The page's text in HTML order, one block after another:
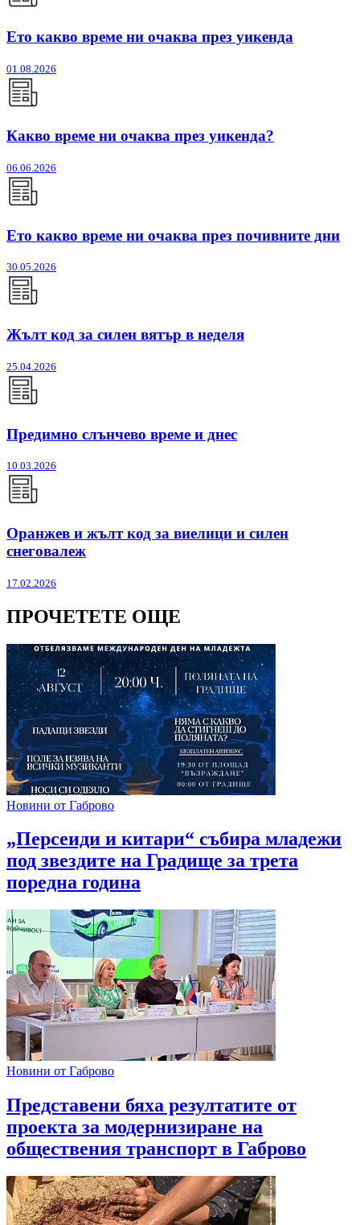
Ето какво време ни очаква през уикенда
01.08.2026
Какво време ни очаква през уикенда?
06.06.2026
Ето какво време ни очаква през почивните дни
30.05.2026
Жълт код за силен вятър в неделя
25.04.2026
Предимно слънчево време и днес
10.03.2026
Оранжев и жълт код за виелици и силен
снеговалеж
17.02.2026
ПРОЧЕТЕТЕ ОЩЕ
Новини от Габрово
„Персеиди и китари“ събира младежи
под звездите на Градище за трета
поредна година
Новини от Габрово
Представени бяха резултатите от
проекта за модернизиране на
обществения транспорт в Габрово